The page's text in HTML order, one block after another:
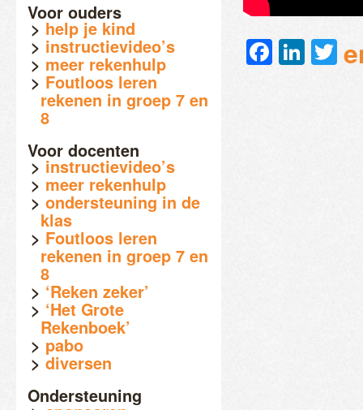
Voor ouders
help je kind
instructievideo’s
meer rekenhulp
Foutloos leren
rekenen in groep 7 en
8
Voor docenten
instructievideo’s
meer rekenhulp
ondersteuning in de
klas
Foutloos leren
rekenen in groep 7 en
8
‘Reken zeker’
‘Het Grote
Rekenboek’
pabo
diversen
Ondersteuning